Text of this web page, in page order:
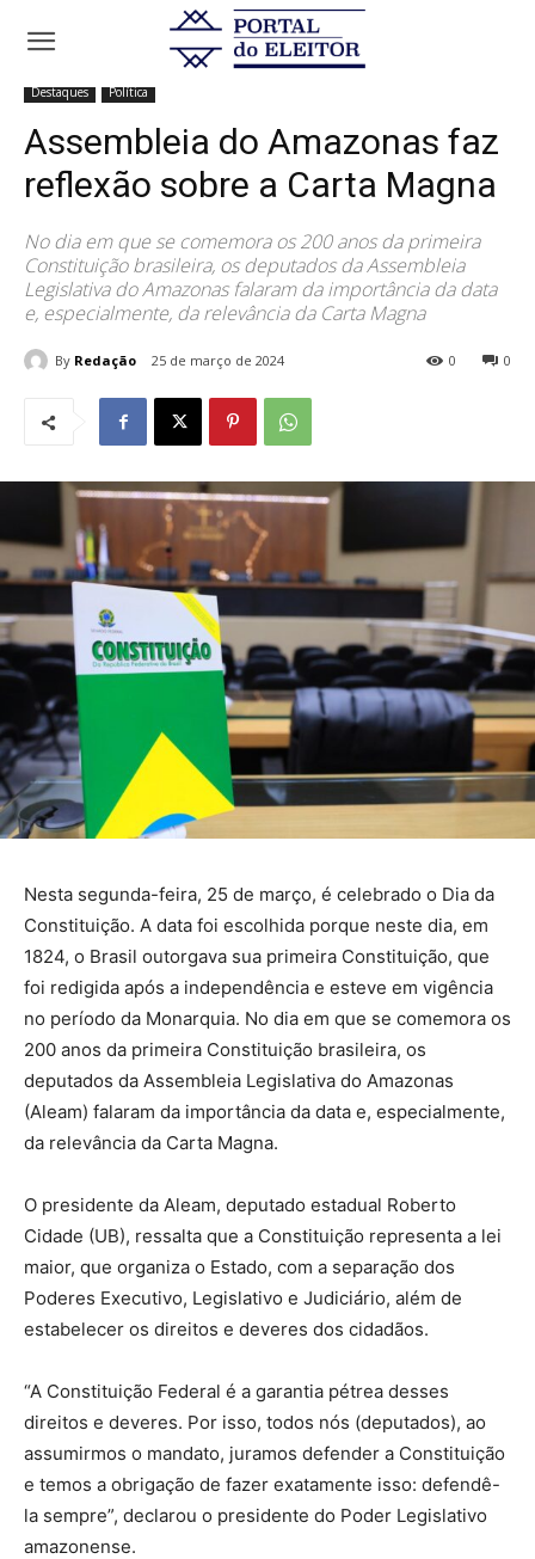
Início
Assembleia do Amazonas faz reflexão sobre a
Carta Magna
Destaques Política
Assembleia do Amazonas faz
reflexão sobre a Carta Magna
No dia em que se comemora os 200 anos da primeira
Constituição brasileira, os deputados da Assembleia
Legislativa do Amazonas falaram da importância da data
e, especialmente, da relevância da Carta Magna
By Redação 25 de março de 2024 0
0
Nesta segunda-feira, 25 de março, é celebrado o Dia da
Constituição. A data foi escolhida porque neste dia, em
1824, o Brasil outorgava sua primeira Constituição, que
foi redigida após a independência e esteve em vigência
no período da Monarquia. No dia em que se comemora os
200 anos da primeira Constituição brasileira, os
deputados da Assembleia Legislativa do Amazonas
(Aleam) falaram da importância da data e, especialmente,
da relevância da Carta Magna.
O presidente da Aleam, deputado estadual Roberto
Cidade (UB), ressalta que a Constituição representa a lei
maior, que organiza o Estado, com a separação dos
Poderes Executivo, Legislativo e Judiciário, além de
estabelecer os direitos e deveres dos cidadãos.
“A Constituição Federal é a garantia pétrea desses
direitos e deveres. Por isso, todos nós (deputados), ao
assumirmos o mandato, juramos defender a Constituição
e temos a obrigação de fazer exatamente isso: defendê-
la sempre”, declarou o presidente do Poder Legislativo
amazonense.